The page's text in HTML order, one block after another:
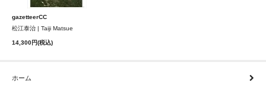
gazetteerCC
松江泰治 | Taiji Matsue
14,300円(税込)
ホーム